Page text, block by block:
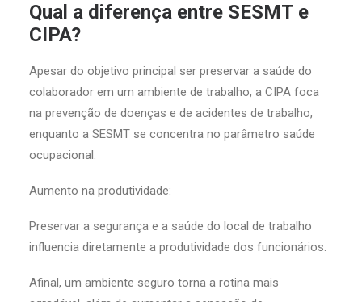
Qual a diferença entre SESMT e
CIPA?
Apesar do objetivo principal ser preservar a saúde do
colaborador em um ambiente de trabalho, a CIPA foca
na prevenção de doenças e de acidentes de trabalho,
enquanto a SESMT se concentra no parâmetro saúde
ocupacional.
Aumento na produtividade:
Preservar a segurança e a saúde do local de trabalho
influencia diretamente a produtividade dos funcionários.
Afinal, um ambiente seguro torna a rotina mais